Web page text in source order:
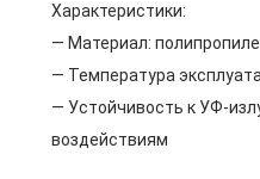
Характеристики:
— Материал:
— Температура
— Устойчивость к УФ-
воздействиям